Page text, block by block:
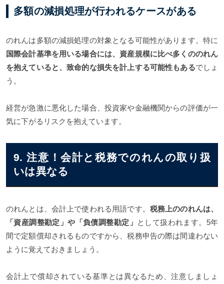
多額の減損処理が行われるケースがある
のれんは多額の減損処理の対象となる可能性があります。特に
国際会計基準を用いる場合には、資産規模に比べ多くののれん
を抱えていると、致命的な損失を計上する可能性もあるでしょ
う。
経営が急激に悪化した場合、投資家や金融機関からの評価が一
気に下がるリスクを抱えています。
9. 注意！会計と税務でのれんの取り扱
いは異なる
のれんとは、会計上で使われる用語です。 税務上ののれんは、
「資産調整勘定」や「負債調整勘定」 として扱われます。5年
間で定額償却されるものですから、税務申告の際は間違わない
ように覚えておきましょう。
会計上で償却されている基準とは異なるため、注意しましょ